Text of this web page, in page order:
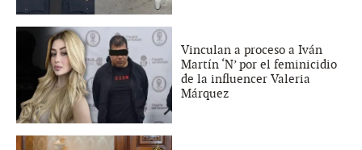
Vinculan a proceso a Iván
Martín ‘N’ por el feminicidio
de la influencer Valeria
Márquez